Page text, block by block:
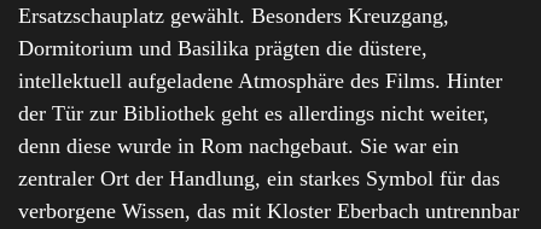
Ersatzschauplatz gewählt. Besonders Kreuzgang,
Dormitorium und Basilika prägten die düstere,
intellektuell aufgeladene Atmosphäre des Films. Hinter
der Tür zur Bibliothek geht es allerdings nicht weiter,
denn diese wurde in Rom nachgebaut. Sie war ein
zentraler Ort der Handlung, ein starkes Symbol für das
verborgene Wissen, das mit Kloster Eberbach untrennbar